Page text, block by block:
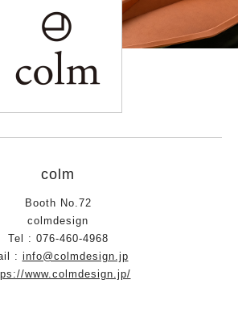
colm
Booth No.72
colmdesign
Tel : 076-460-4968
: info@colmdesign.jp
www.colmdesign.jp/